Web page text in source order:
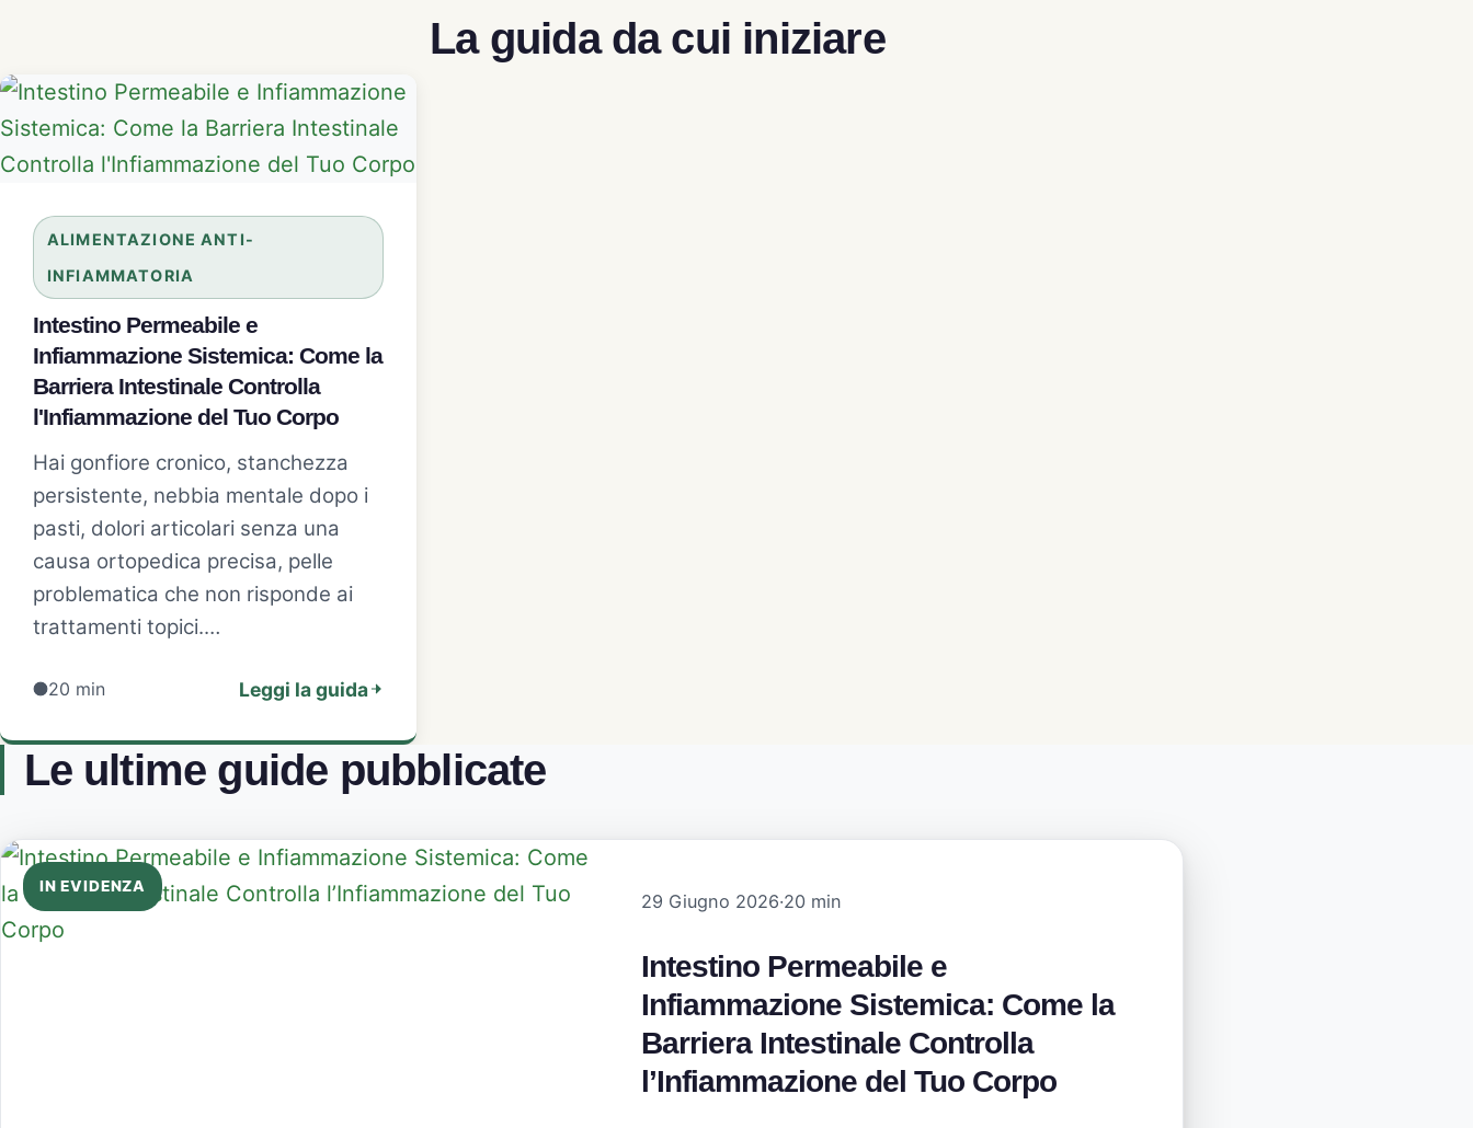
La guida da cui iniziare
ALIMENTAZIONE ANTI-
INFIAMMATORIA
Intestino Permeabile e
Infiammazione Sistemica: Come la
Barriera Intestinale Controlla
l'Infiammazione del Tuo Corpo
Hai gonfiore cronico, stanchezza
persistente, nebbia mentale dopo i
pasti, dolori articolari senza una
causa ortopedica precisa, pelle
problematica che non risponde ai
trattamenti topici.…
20 min Leggi la guida
Le ultime guide pubblicate
IN EVIDENZA
29 Giugno 2026·20 min
Intestino Permeabile e
Infiammazione Sistemica: Come la
Barriera Intestinale Controlla
l’Infiammazione del Tuo Corpo